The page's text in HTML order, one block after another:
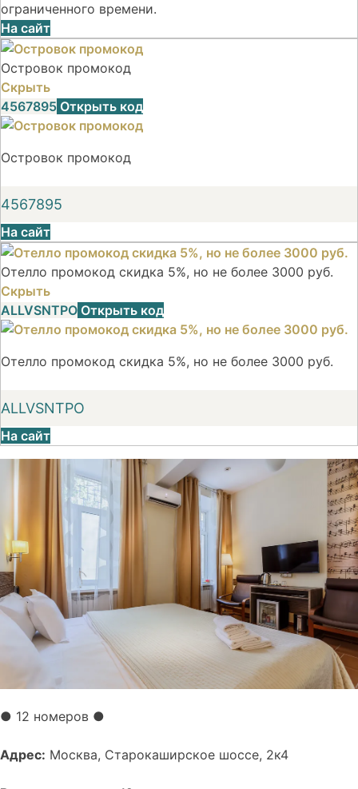
ограниченного времени.
На сайт
Островок промокод
Скрыть
4567895 Открыть код
Островок промокод
4567895
На сайт
Отелло промокод скидка 5%, но не более 3000 руб.
Скрыть
ALLVSNTPO Открыть код
Отелло промокод скидка 5%, но не более 3000 руб.
ALLVSNTPO
На сайт
● 12 номеров ●
Адрес: Москва, Старокаширское шоссе, 2к4